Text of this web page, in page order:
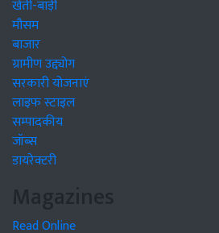
खेती-बाड़ी
मौसम
बाजार
ग्रामीण उद्द्योग
सरकारी योजनाएं
लाइफ स्टाइल
सम्पादकीय
जॉब्स
डायरेक्टरी
Magazines
Read Online